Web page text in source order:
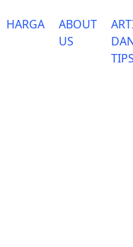
HARGA
ABOUT
US